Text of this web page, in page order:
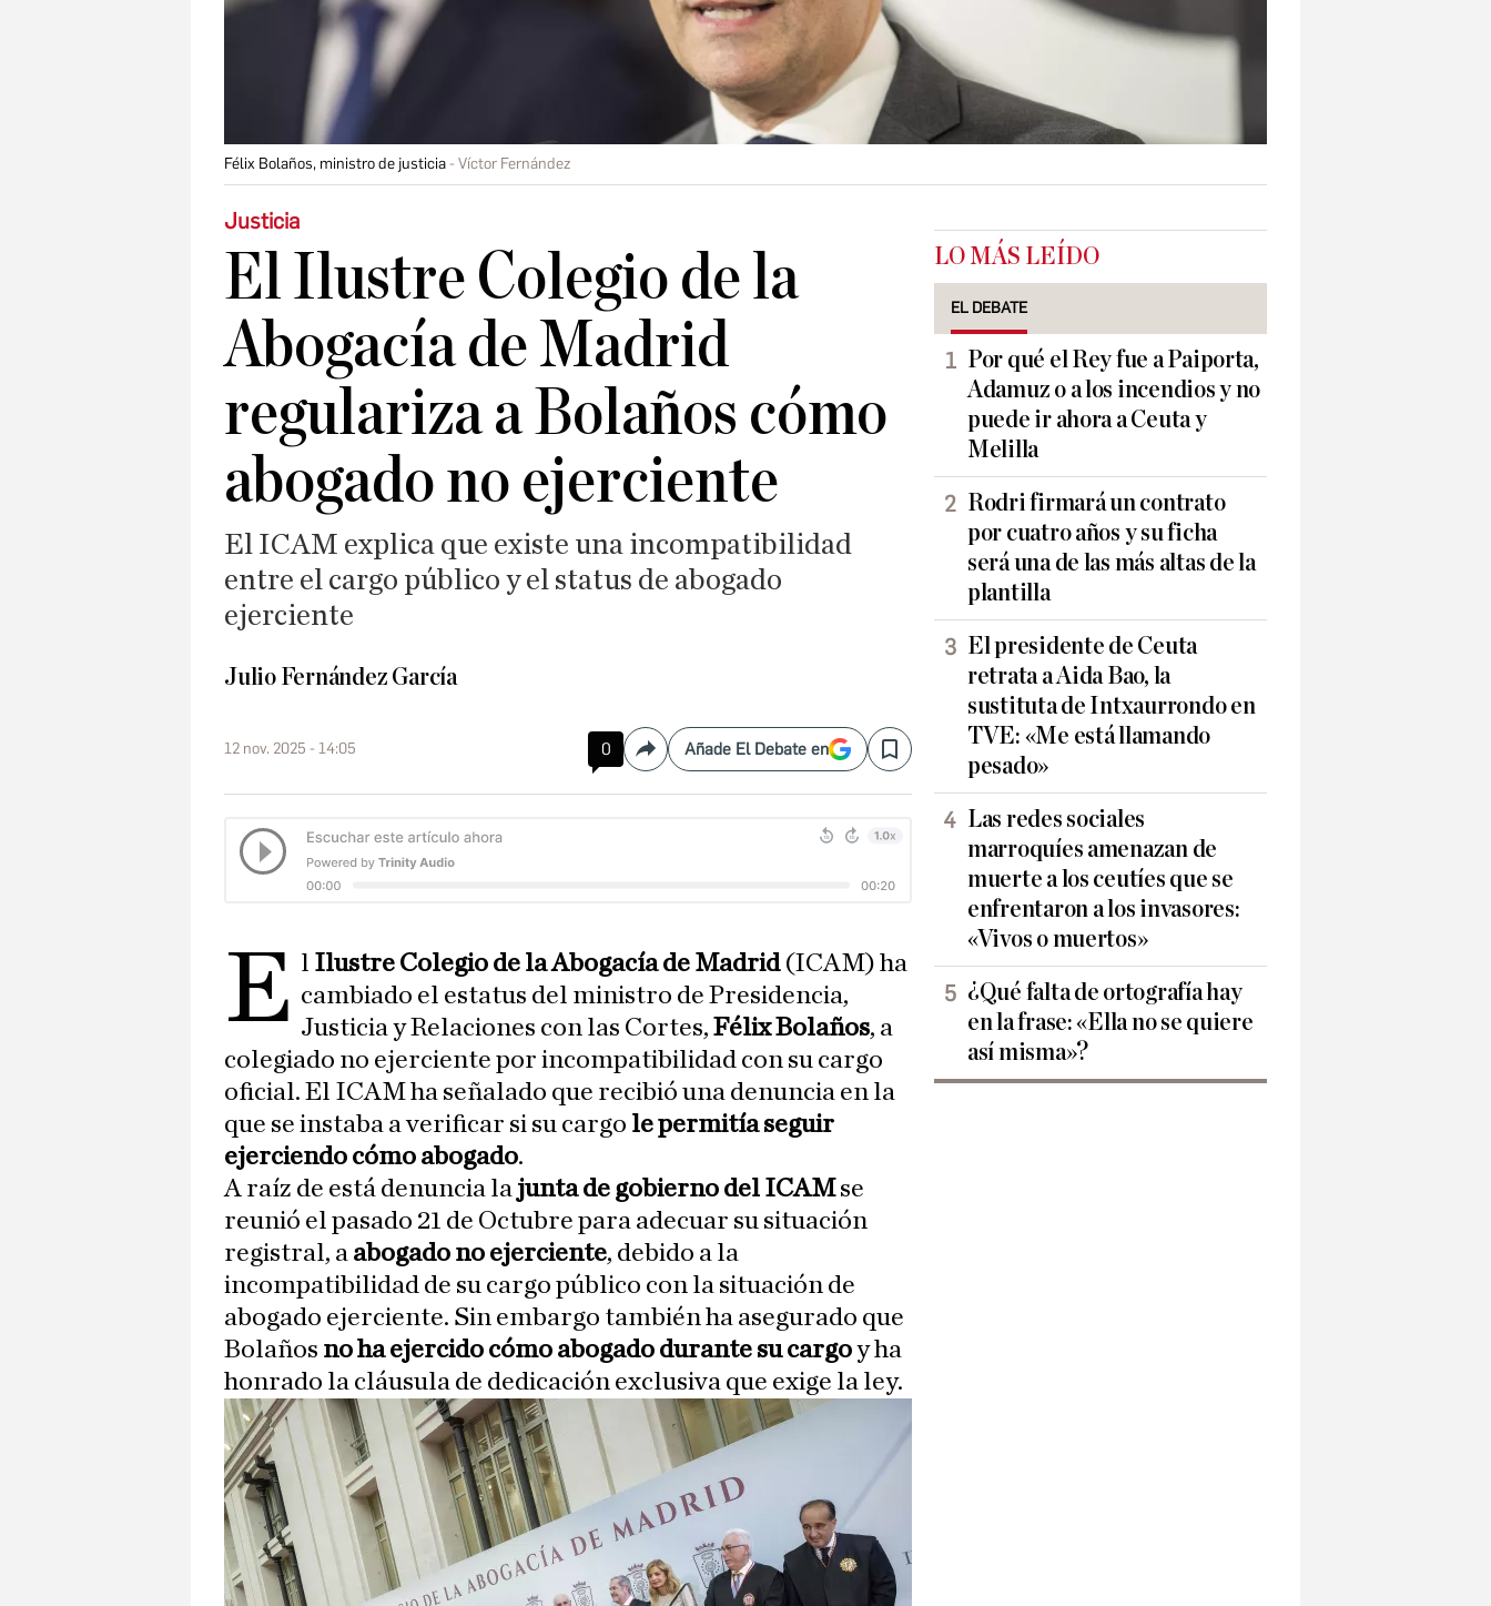
Félix Bolaños, ministro de justicia Víctor Fernández
Justicia
El Ilustre Colegio de la
Abogacía de Madrid
regulariza a Bolaños cómo
abogado no ejerciente
El ICAM explica que existe una incompatibilidad
entre el cargo público y el status de abogado
ejerciente
Julio Fernández García
12 nov. 2025 - 14:05 0 CompartirAñade El Debate en Save
E l Ilustre Colegio de la Abogacía de Madrid(ICAM) ha
cambiado el estatus del ministro de Presidencia,
Justicia y Relaciones con las Cortes,Félix Bolaños, a
colegiado no ejerciente por incompatibilidad con su cargo
oficial. El ICAM ha señalado que recibió una denuncia en la
que se instaba a verificar si su cargo le permitía seguir
ejerciendo cómo abogado.
A raíz de está denuncia la junta de gobierno del ICAMse
reunió el pasado 21 de Octubre para adecuar su situación
registral, a abogado no ejerciente, debido a la
incompatibilidad de su cargo público con la situación de
abogado ejerciente. Sin embargo también ha asegurado que
Bolaños no ha ejercido cómo abogado durante su cargoy ha
honrado la cláusula de dedicación exclusiva que exige la ley.
LO MÁS LEÍDO
EL DEBATE
Por qué el Rey fue a Paiporta,
Adamuz o a los incendios y no
puede ir ahora a Ceuta y
Melilla
Rodri firmará un contrato
por cuatro años y su ficha
será una de las más altas de la
plantilla
El presidente de Ceuta
retrata a Aida Bao, la
sustituta de Intxaurrondo en
TVE: «Me está llamando
pesado»
Las redes sociales
marroquíes amenazan de
muerte a los ceutíes que se
enfrentaron a los invasores:
«Vivos o muertos»
¿Qué falta de ortografía hay
en la frase: «Ella no se quiere
así misma»?